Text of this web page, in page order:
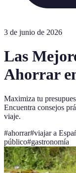
3 de junio de 2026
Las
Ahorrar
Maximiza tu
Encuentra consejos
viaje.
#ahorrar#viajar a
público#gastronomía